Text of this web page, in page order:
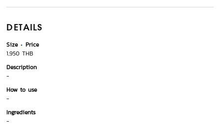
DETAILS
Size
Price
1,950 THB
Description
-
How to use
-
Ingredients
-